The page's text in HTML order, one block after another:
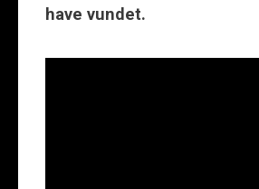
have vundet.